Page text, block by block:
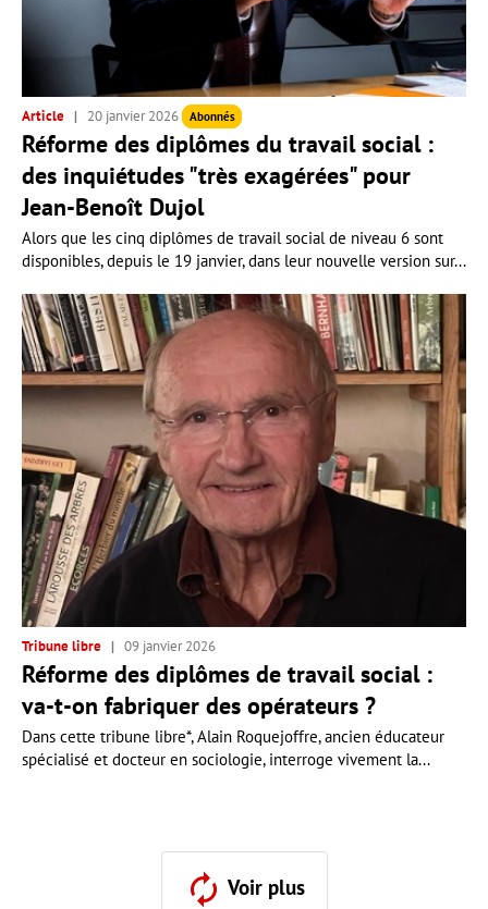
Article 20 janvier 2026 Abonnés
Réforme des diplômes du travail social :
des inquiétudes "très exagérées" pour
Jean-Benoît Dujol
Alors que les cinq diplômes de travail social de niveau 6 sont
disponibles, depuis le 19 janvier, dans leur nouvelle version sur...
Tribune libre 09 janvier 2026
Réforme des diplômes de travail social :
va-t-on fabriquer des opérateurs ?
Dans cette tribune libre*, Alain Roquejoffre, ancien éducateur
spécialisé et docteur en sociologie, interroge vivement la...
Voir plus